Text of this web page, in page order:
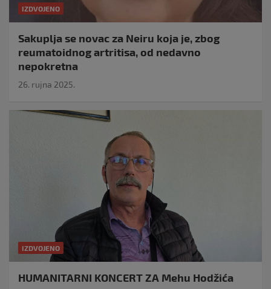
IZDVOJENO
Sakuplja se novac za Neiru koja je, zbog
reumatoidnog artritisa, od nedavno
nepokretna
26. rujna 2025.
IZDVOJENO
HUMANITARNI KONCERT ZA Mehu Hodžića